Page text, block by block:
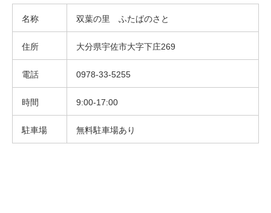
名称 双葉の里 ふたばのさと
住所 大分県宇佐市大字下庄269
電話 0978-33-5255
時間 9:00-17:00
駐車場 無料駐車場あり